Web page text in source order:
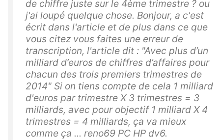
de chiffre juste sur le 4ème trimestre ? ou
j'ai loupé quelque chose. Bonjour, a c'est
écrit dans l'article et de plus dans ce que
vous citez vous faites une erreur de
transcription, l'article dit : "Avec plus d’un
milliard d’euros de chiffres d’affaires pour
chacun des trois premiers trimestres de
2014" Si on tiens compte de cela 1 milliard
d'euros par trimestre X 3 trimestres = 3
milliards, avec pour objectif 1 milliard X 4
trimestres = 4 milliards, ça va mieux
comme ça ... reno69 PC HP dv6.